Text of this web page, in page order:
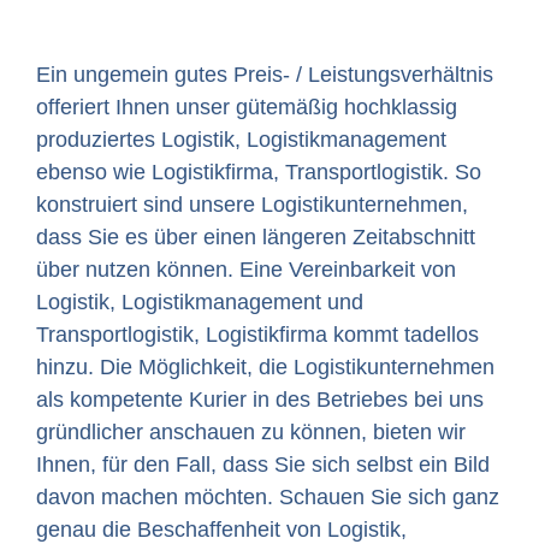
Ein ungemein gutes Preis- / Leistungsverhältnis
offeriert Ihnen unser gütemäßig hochklassig
produziertes Logistik, Logistikmanagement
ebenso wie Logistikfirma, Transportlogistik. So
konstruiert sind unsere Logistikunternehmen,
dass Sie es über einen längeren Zeitabschnitt
über nutzen können. Eine Vereinbarkeit von
Logistik, Logistikmanagement und
Transportlogistik, Logistikfirma kommt tadellos
hinzu. Die Möglichkeit, die Logistikunternehmen
als kompetente Kurier in des Betriebes bei uns
gründlicher anschauen zu können, bieten wir
Ihnen, für den Fall, dass Sie sich selbst ein Bild
davon machen möchten. Schauen Sie sich ganz
genau die Beschaffenheit von Logistik,